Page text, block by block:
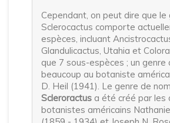
Cependant, on peut dire que le
Sclerocactus comporte
espèces, incluant
Glandulicactus, Utahia et
que 7 sous-espèces ; un genre
beaucoup au botaniste
D. Heil (1941). Le genre de nom
Scleroractus a été créé par les
botanistes américains